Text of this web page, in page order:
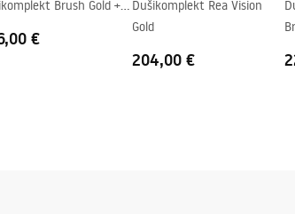
Brush Gold +
€
Dušikomplekt Rea Vision
Gold
204,00 €